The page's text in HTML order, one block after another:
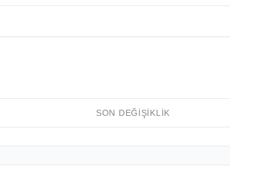
SON DEĞIŞIKLIK